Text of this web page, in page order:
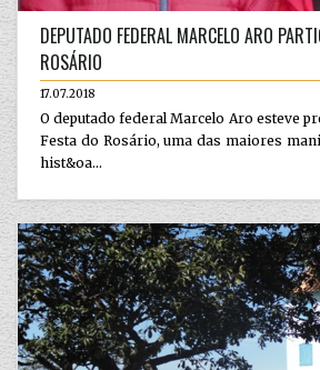
DEPUTADO FEDERAL MARCELO ARO
ROSÁRIO
17.07.2018
O deputado federal Marcelo Aro esteve
Festa do Rosário, uma das maiores
hist&oa...